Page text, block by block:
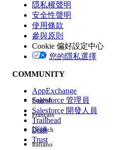
版本
經驗
隱私權聲明
安全性聲明
使用條款
參與原則
Cookie 偏好設定中心
您的隱私選擇
COMMUNITY
AppExchange
Salesforce 管理員
Salesforce 開發人員
Trailhead
訓練
Trust
English
Français
Deutsch
Italiano